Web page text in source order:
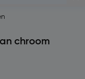
chroom